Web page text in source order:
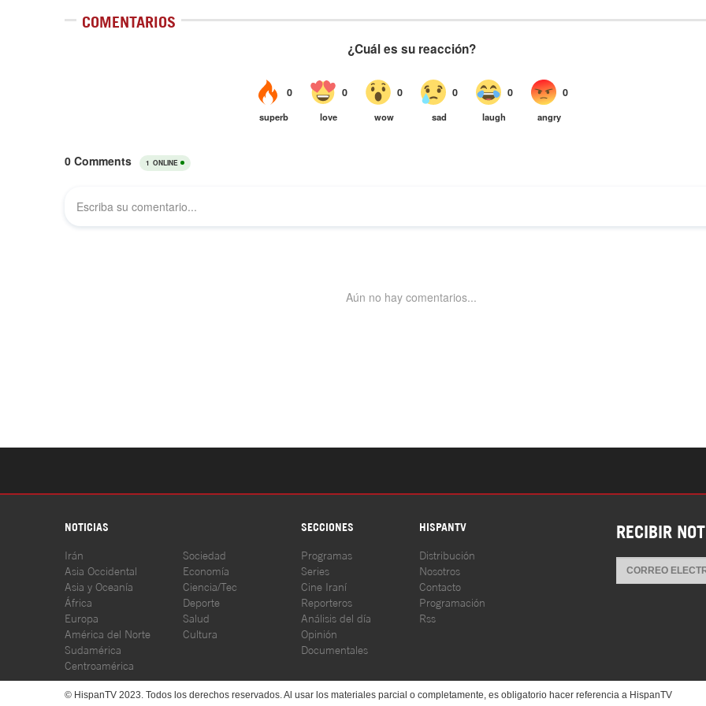
COMENTARIOS
NOTICIAS SECCIONES HISPANTV
Irán
Asia Occidental
Asia y Oceanía
África
Europa
América del Norte
Sudamérica
Centroamérica
Sociedad
Economía
Ciencia/Tec
Deporte
Salud
Cultura
Programas
Series
Cine Iraní
Reporteros
Análisis del día
Opinión
Documentales
Distribución
Nosotros
Contacto
Programación
Rss
RECIBIR
© HispanTV 2023. Todos los derechos reservados. Al usar los materiales parcial o completamente, es obligatorio hacer referencia a HispanTV